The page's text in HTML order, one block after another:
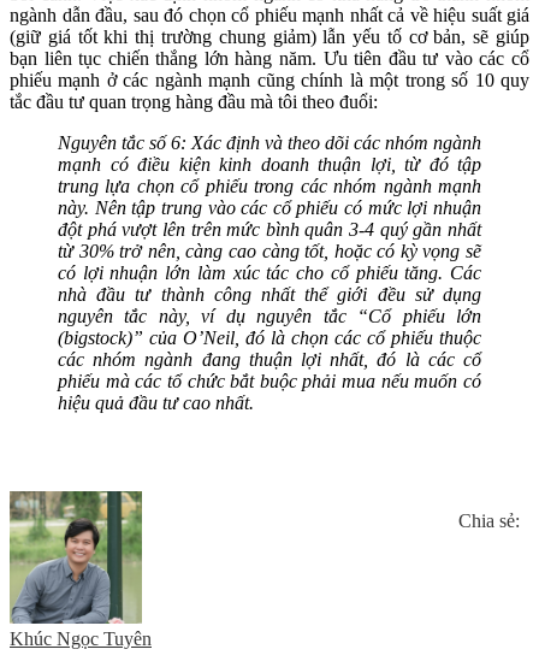
ngành dẫn đầu, sau đó chọn cổ phiếu mạnh nhất cả về hiệu suất giá
(giữ giá tốt khi thị trường chung giảm) lẫn yếu tố cơ bản, sẽ giúp
bạn liên tục chiến thắng lớn hàng năm. Ưu tiên đầu tư vào các cổ
phiếu mạnh ở các ngành mạnh cũng chính là một trong số 10 quy
tắc đầu tư quan trọng hàng đầu mà tôi theo đuổi:
Nguyên tắc số 6: Xác định và theo dõi các nhóm ngành
mạnh có điều kiện kinh doanh thuận lợi, từ đó tập
trung lựa chọn cổ phiếu trong các nhóm ngành mạnh
này. Nên tập trung vào các cổ phiếu có mức lợi nhuận
đột phá vượt lên trên mức bình quân 3-4 quý gần nhất
từ 30% trở nên, càng cao càng tốt, hoặc có kỳ vọng sẽ
có lợi nhuận lớn làm xúc tác cho cổ phiếu tăng. Các
nhà đầu tư thành công nhất thể giới đều sử dụng
nguyên tắc này, ví dụ nguyên tắc “Cổ phiếu lớn
(bigstock)” của O’Neil, đó là chọn các cổ phiếu thuộc
các nhóm ngành đang thuận lợi nhất, đó là các cổ
phiếu mà các tổ chức bắt buộc phải mua nếu muốn có
hiệu quả đầu tư cao nhất.
Chia sẻ:
Khúc Ngọc Tuyên